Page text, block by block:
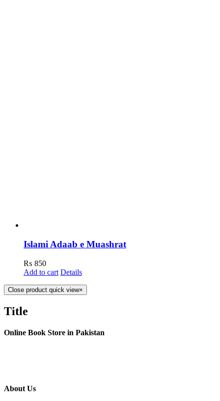
Islami Adaab e Muashrat
₨ 850
Add to cart Details
Close product quick view×
Title
Online Book Store in Pakistan
About Us